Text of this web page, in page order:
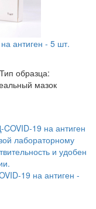
антиген - 5 шт.
образца:
мазок
19 на антиген -